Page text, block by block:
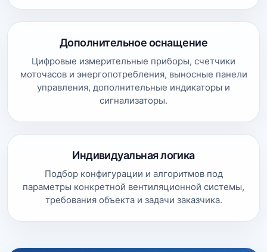
Дополнительное оснащение
Цифровые измерительные приборы, счетчики
моточасов и энергопотребления, выносные панели
управления, дополнительные индикаторы и
сигнализаторы.
Индивидуальная логика
Подбор конфигурации и алгоритмов под
параметры конкретной вентиляционной системы,
требования объекта и задачи заказчика.